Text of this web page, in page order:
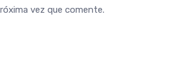
vez que comente.